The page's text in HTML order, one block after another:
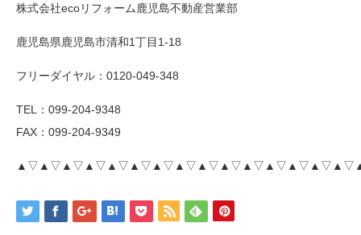
株式会社ecoリフォーム鹿児島不動産営業部
鹿児島県鹿児島市清和1丁目1-18
フリーダイヤル：0120-049-348
TEL：099-204-9348
FAX：099-204-9349